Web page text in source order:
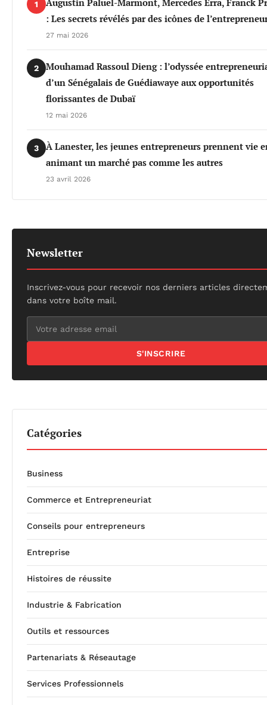
1
Augustin Paluel-Marmont, Mercedes Erra, Franck
: Les secrets révélés par des icônes de
27 mai 2026
2
Mouhamad Rassoul Dieng : l’odyssée
d’un Sénégalais de Guédiawaye aux opportunités
florissantes de Dubaï
12 mai 2026
3
À Lanester, les jeunes entrepreneurs prennent vie
animant un marché pas comme les autres
23 avril 2026
Newsletter
Inscrivez-vous pour recevoir nos derniers articles
dans votre boîte mail.
S'INSCRIRE
Catégories
Business
Commerce et Entrepreneuriat
Conseils pour entrepreneurs
Entreprise
Histoires de réussite
Industrie & Fabrication
Outils et ressources
Partenariats & Réseautage
Services Professionnels